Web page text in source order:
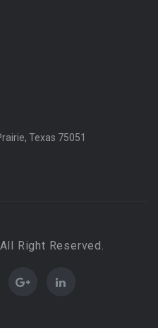
Texas 75051
Right Reserved.